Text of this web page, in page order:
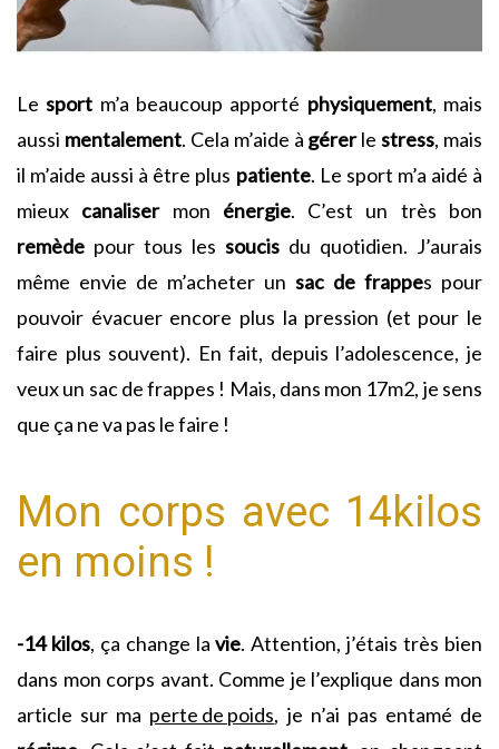
Lesport m’a beaucoup apporté physiquement, mais
aussi mentalement. Cela m’aide à gérerlestress, mais
il m’aide aussi à être plus patiente. Le sport m’a aidé à
mieux canalisermon énergie. C’est un très bon
remède pour tous les soucis du quotidien. J’aurais
même envie de m’acheter un sac de frappes pour
pouvoir évacuer encore plus la pression (et pour le
faire plus souvent). En fait, depuis l’adolescence, je
veux un sac de frappes ! Mais, dans mon 17m2, je sens
que ça ne va pas le faire !
Mon corps avec 14kilos
en moins !
-14 kilos, ça change lavie. Attention, j’étais très bien
dans mon corps avant. Comme je l’explique dans mon
article sur ma perte de poids, je n’ai pas entamé de